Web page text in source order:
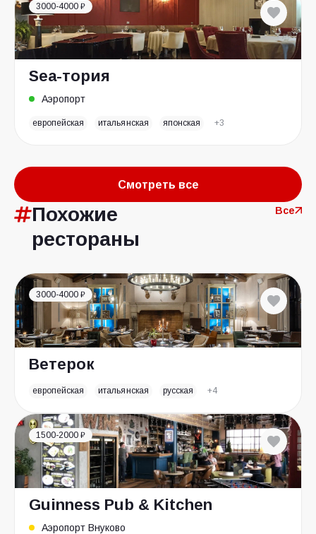
3000-4000 ₽
Sea-тория
Аэропорт
европейская итальянская японская +3
Смотреть все
Похожие
рестораны
Все
3000-4000 ₽
Ветерок
европейская итальянская русская +4
1500-2000 ₽
Guinness Pub & Kitchen
Аэропорт Внуково